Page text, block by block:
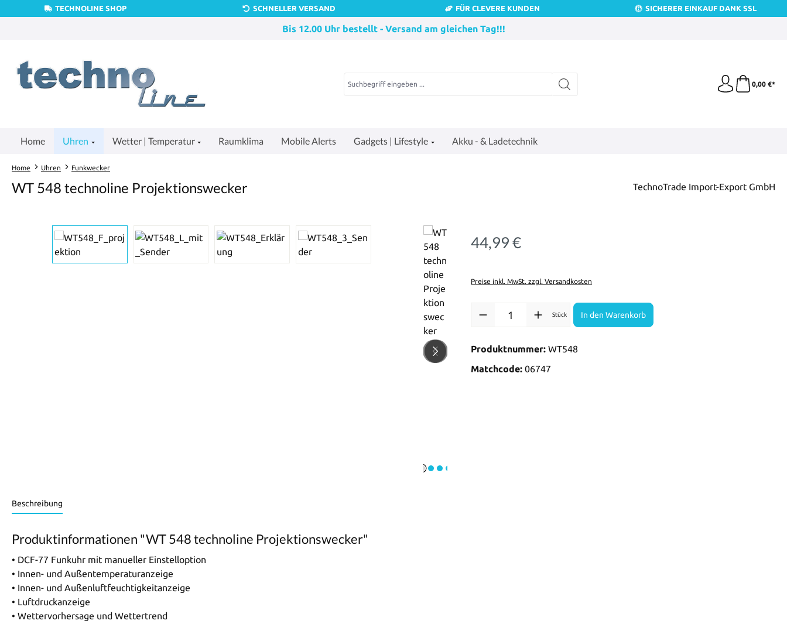
Hauptinhalt springen
Zur Suche springen
Zur Hauptnavigation springen
TECHNOLINE SHOP SCHNELLER VERSAND FÜR CLEVERE KUNDEN SICHERER EINKAUF DANK SSL
Bis 12.00 Uhr bestellt - Versand am gleichen Tag!!!
0,00 €*
Home Uhren Wetter | Temperatur Raumklima Mobile Alerts Gadgets | Lifestyle Akku - & Ladetechnik
Home Uhren Funkwecker
WT 548 technoline Projektionswecker TechnoTrade Import-Export GmbH
Bildergalerie überspringen
Regulärer Preis:
44,99 €
Preise inkl. MwSt. zzgl. Versandkosten
Produkt Anzahl: Gib den gewünschten Wert ein oder benutze die
Stück In den Warenkorb
Produktnummer: WT548
Matchcode: 06747
Beschreibung
Produktinformationen "WT 548 technoline Projektionswecker"
• DCF-77 Funkuhr mit manueller Einstelloption
• Innen- und Außentemperaturanzeige
• Innen- und Außenluftfeuchtigkeitanzeige
• Luftdruckanzeige
• Wettervorhersage und Wettertrend